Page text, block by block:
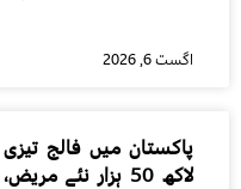
اگست 6, 2026
لاکھ 50 ہزار نئے مریض، ایک لاکھ اموات